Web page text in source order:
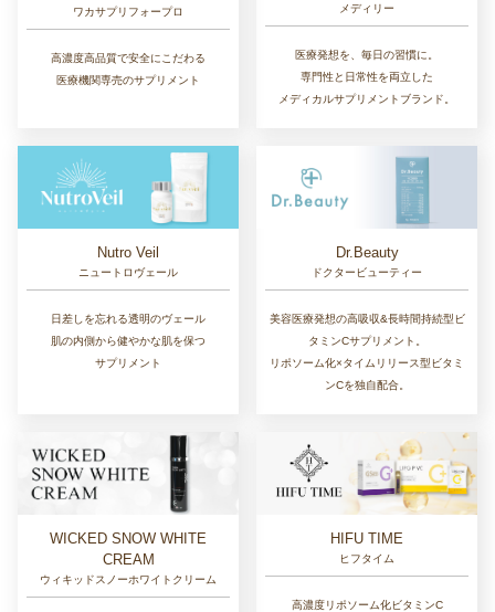
ワカサプリフォープロ
高濃度高品質で安全にこだわる
医療機関専売のサプリメント
メディリー
医療発想を、毎日の習慣に。
専門性と日常性を両立した
メディカルサプリメントブランド。
Nutro Veil
ニュートロヴェール
日差しを忘れる透明のヴェール
肌の内側から健やかな肌を保つ
サプリメント
Dr.Beauty
ドクタービューティー
美容医療発想の高吸収&長時間持続型ビ
タミンCサプリメント。
リポソーム化×タイムリリース型ビタミ
ンCを独自配合。
WICKED SNOW WHITE
CREAM
ウィキッドスノーホワイトクリーム
HIFU TIME
ヒフタイム
高濃度リポソーム化ビタミンC